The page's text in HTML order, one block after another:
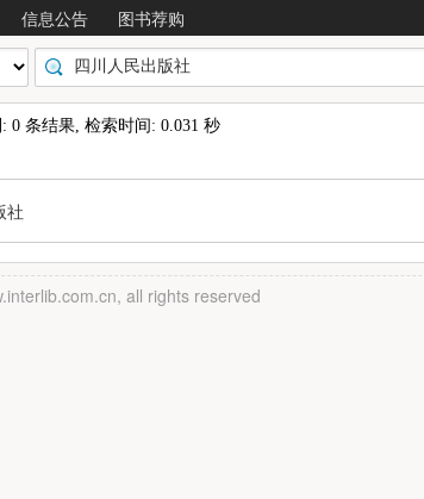
信息公告 图书荐购
0 条结果, 检索时间: 0.031 秒
社
all rights reserved